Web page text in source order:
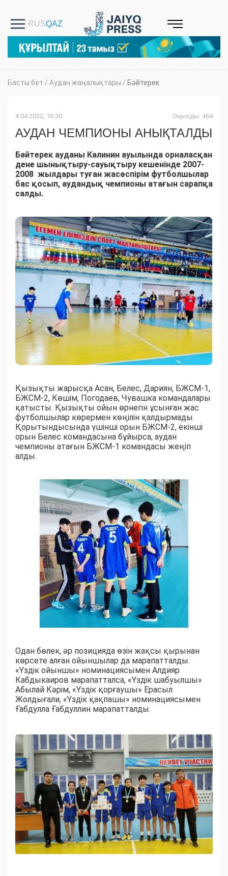
Басты бет / Аудан жаңалықтары / Бәйтерек
4.04.2022, 16:30 Оқылды: 464
АУДАН ЧЕМПИОНЫ АНЫҚТАЛДЫ
Бәйтерек ауданы Калинин ауылында орналасқан
дене шынықтыру-сауықтыру кешенінде 2007-
2008 жылдары туған жасөспірім футболшылар
бас қосып, аудандық чемпионы атағын сарапқа
салды.
Қызықты жарысқа Асан, Белес, Дариян, БЖСМ-1,
БЖСМ-2, Көшім, Погодаев, Чувашка командалары
қатысты. Қызықты ойын өрнегін ұсынған жас
футболшылар көрермен көңілін қалдырмады.
Қорытындысында үшінші орын БЖСМ-2, екінші
орын Белес командасына бұйырса, аудан
чемпионы атағын БЖСМ-1 командасы жеңіп
алды.
Одан бөлек, әр позицияда өзін жақсы қырынан
көрсете алған ойыншылар да марапатталды.
«Үздік ойыншы» номинациясымен Алдияр
Кабдыкаиров марапатталса, «Үздік шабуылшы»
Абылай Кәрім, «Үздік қорғаушы» Ерасыл
Жолдығали, «Үздік қақпашы» номинациясымен
Ғабдулла Ғабдуллин марапатталды.